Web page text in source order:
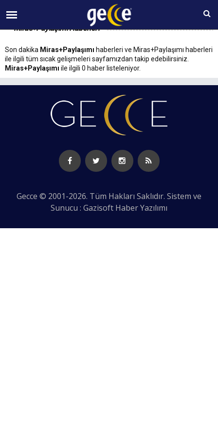
07 AĞUSTOS Cuma 21:38
Miras+Paylaşımı Haberleri
Son dakika Miras+Paylaşımı haberleri ve Miras+Paylaşımı haberleri
ile ilgili tüm sıcak gelişmeleri sayfamızdan takip edebilirsiniz.
Miras+Paylaşımı ile ilgili 0 haber listeleniyor.
Gecce © 2001-2026. Tüm Hakları Saklıdır. Sistem ve
Sunucu : Gazisoft Haber Yazılımı